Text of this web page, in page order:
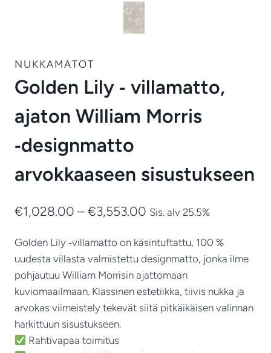
NUKKAMATOT
Golden Lily ‑ villamatto,
ajaton William Morris
‑designmatto
arvokkaaseen sisustukseen
€1,028.00 – €3,553.00 Hintaluokka:
-
€3,553.00
Sis. alv 25.5%
Golden Lily ‑villamatto on käsintuftattu, 100 %
uudesta villasta valmistettu designmatto, jonka ilme
pohjautuu William Morrisin ajattomaan
kuviomaailmaan. Klassinen estetiikka, tiivis nukka ja
arvokas viimeistely tekevät siitä pitkäikäisen valinnan
harkittuun sisustukseen.
Rahtivapaa toimitus